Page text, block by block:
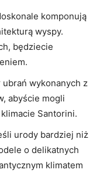
komponują
⁣wyspy.
będziecie
wykonanych z
abyście mogli
⁢Santorini.
urody bardziej niż
o delikatnych
klimatem